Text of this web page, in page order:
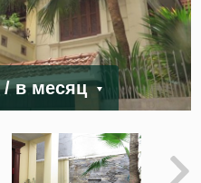
/ в месяц